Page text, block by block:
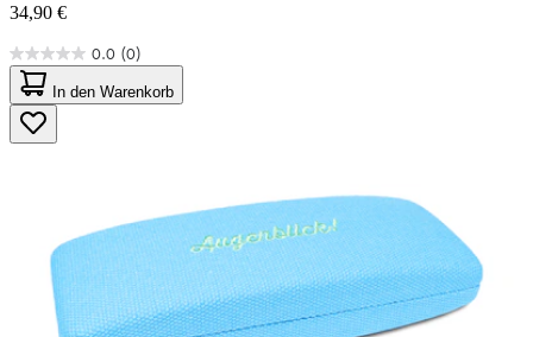
34,90 €
0.0 (0)
0.0
von
5
Sternen.
In den Warenkorb